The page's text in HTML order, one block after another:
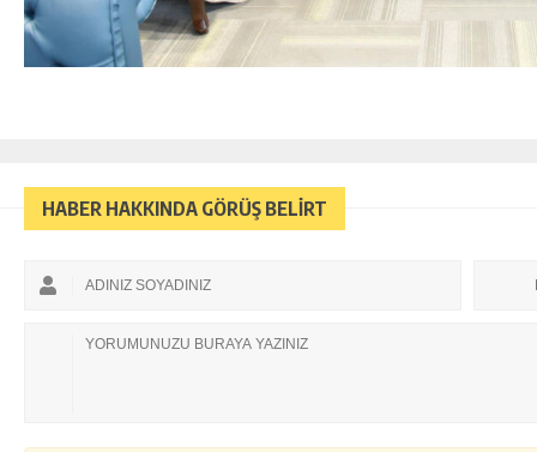
HABER HAKKINDA GÖRÜŞ BELİRT